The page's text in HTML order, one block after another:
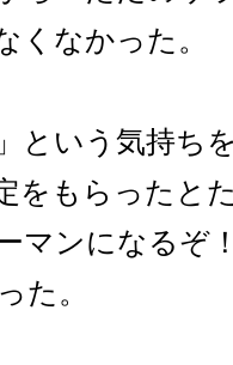
くなかった。
という気持ち
をもらったと
マンになるぞ
た。